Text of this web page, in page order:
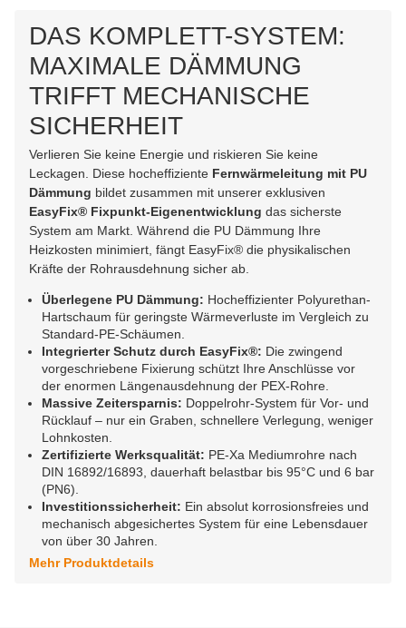
DAS KOMPLETT-SYSTEM:
MAXIMALE DÄMMUNG
TRIFFT MECHANISCHE
SICHERHEIT
Verlieren Sie keine Energie und riskieren Sie keine
Leckagen. Diese hocheffiziente Fernwärmeleitung mit PU
Dämmung bildet zusammen mit unserer exklusiven
EasyFix® Fixpunkt-Eigenentwicklung das sicherste
System am Markt. Während die PU Dämmung Ihre
Heizkosten minimiert, fängt EasyFix® die physikalischen
Kräfte der Rohrausdehnung sicher ab.
Überlegene PU Dämmung: Hocheffizienter Polyurethan-
Hartschaum für geringste Wärmeverluste im Vergleich zu
Standard-PE-Schäumen.
Integrierter Schutz durch EasyFix®: Die zwingend
vorgeschriebene Fixierung schützt Ihre Anschlüsse vor
der enormen Längenausdehnung der PEX-Rohre.
Massive Zeitersparnis: Doppelrohr-System für Vor- und
Rücklauf – nur ein Graben, schnellere Verlegung, weniger
Lohnkosten.
Zertifizierte Werksqualität: PE-Xa Mediumrohre nach
DIN 16892/16893, dauerhaft belastbar bis 95°C und 6 bar
(PN6).
Investitionssicherheit: Ein absolut korrosionsfreies und
mechanisch abgesichertes System für eine Lebensdauer
von über 30 Jahren.
Mehr Produktdetails